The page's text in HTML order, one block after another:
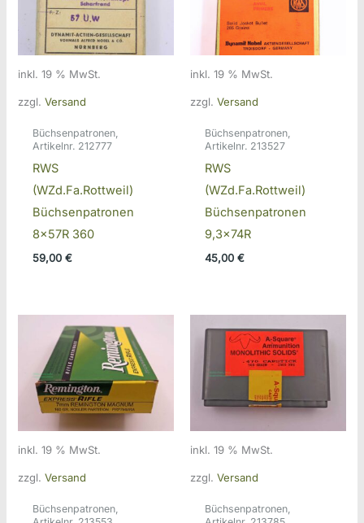
inkl. 19 % MwSt.
zzgl.Versand
Büchsenpatronen,
Artikelnr. 212777
RWS
(WZd.Fa.Rottweil)
Büchsenpatronen
8x57R 360
59,00 €
inkl. 19 % MwSt.
zzgl. Versand
Büchsenpatronen,
Artikelnr. 213527
RWS
(WZd.Fa.Rottweil)
Büchsenpatronen
9,3x74R
45,00 €
inkl. 19 % MwSt.
zzgl.Versand
Büchsenpatronen,
inkl. 19 % MwSt.
zzgl. Versand
Büchsenpatronen,